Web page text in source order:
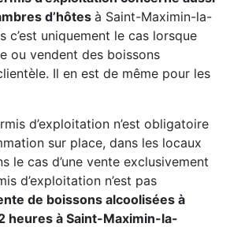
d’hôtes à Saint-Maximin-la-
c’est uniquement le cas lorsque
ou vendent des boissons
Il en est de même pour les
d’exploitation n’est obligatoire
sur place, dans les locaux
le cas d’une vente exclusivement
d’exploitation n’est pas
de boissons alcoolisées à
heures à Saint-Maximin-la-